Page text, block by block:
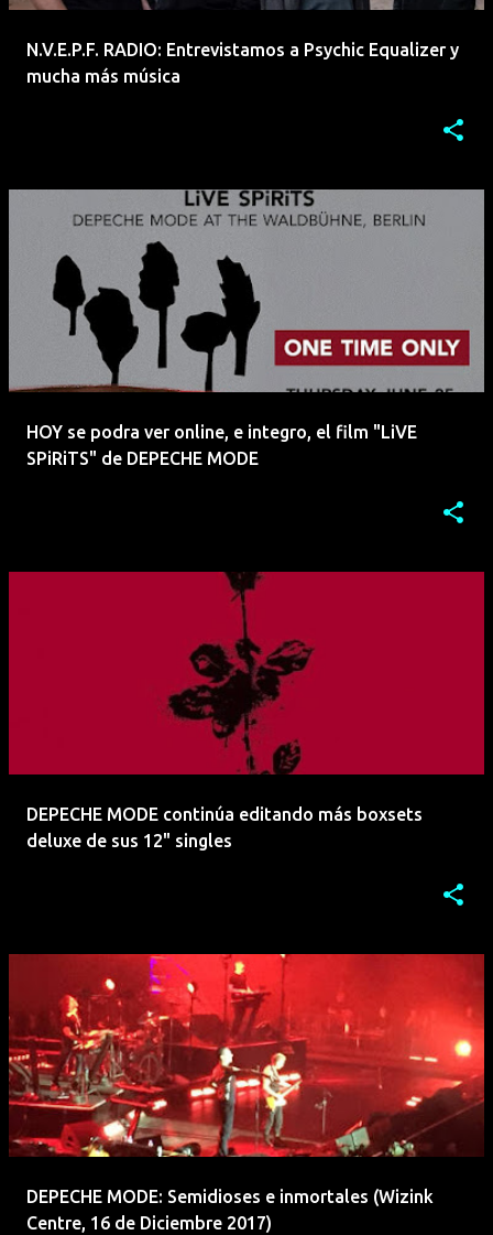
N.V.E.P.F. RADIO: Entrevistamos a Psychic Equalizer y
mucha más música
HOY se podra ver online, e integro, el film "LiVE
SPiRiTS" de DEPECHE MODE
DEPECHE MODE continúa editando más boxsets
deluxe de sus 12" singles
DEPECHE MODE: Semidioses e inmortales (Wizink
Centre, 16 de Diciembre 2017)